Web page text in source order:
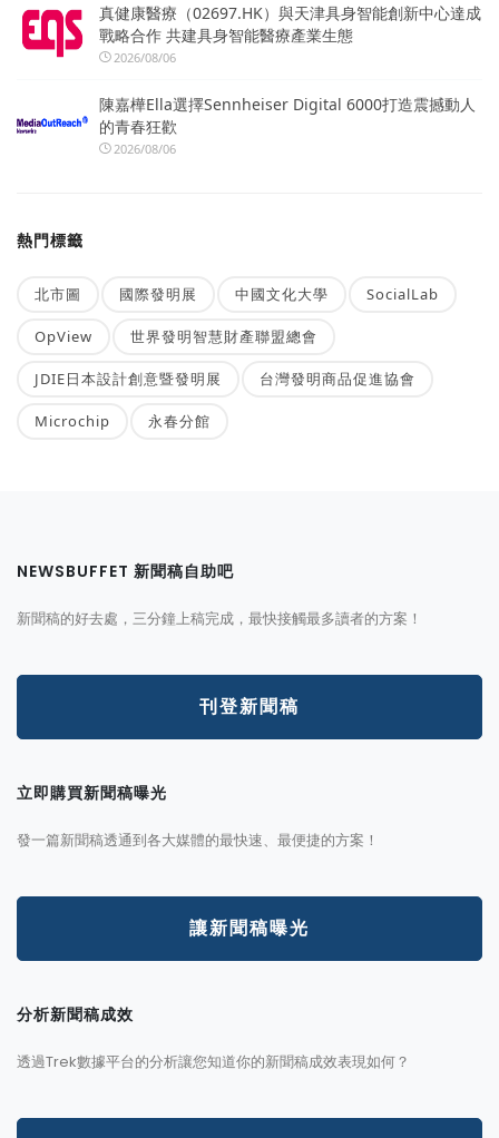
真健康醫療（02697.HK）與天津具身智能創新中心達成
戰略合作 共建具身智能醫療產業生態
2026/08/06
陳嘉樺Ella選擇Sennheiser Digital 6000打造震撼動人
的青春狂歡
2026/08/06
熱門標籤
北市圖 國際發明展 中國文化大學 SocialLab
OpView 世界發明智慧財產聯盟總會
JDIE日本設計創意暨發明展 台灣發明商品促進協會
Microchip 永春分館
NEWSBUFFET 新聞稿自助吧
新聞稿的好去處，三分鐘上稿完成，最快接觸最多讀者的方案！
刊登新聞稿
立即購買新聞稿曝光
發一篇新聞稿透通到各大媒體的最快速、最便捷的方案！
讓新聞稿曝光
分析新聞稿成效
透過Trek數據平台的分析讓您知道你的新聞稿成效表現如何？